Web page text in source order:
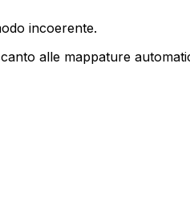
incoerente.
alle mappature